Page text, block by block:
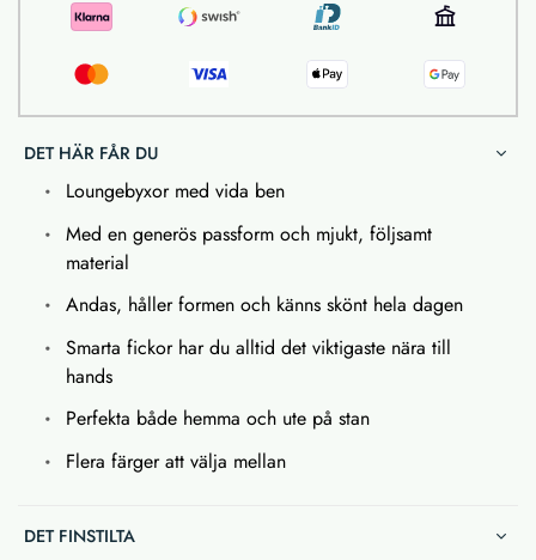
DET HÄR FÅR DU
Loungebyxor med vida ben
Med en generös passform och mjukt, följsamt
material
Andas, håller formen och känns skönt hela dagen
Smarta fickor har du alltid det viktigaste nära till
hands
Perfekta både hemma och ute på stan
Flera färger att välja mellan
DET FINSTILTA